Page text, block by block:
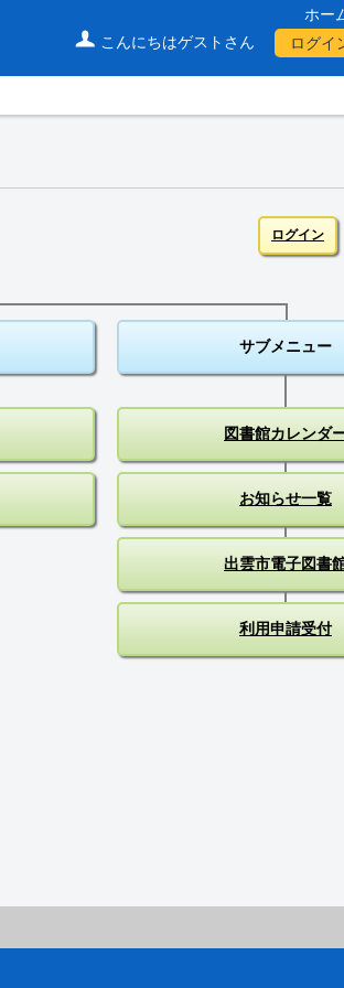
ホー
こんにちはゲストさん
ログイ
ログイン
サブメニュー
図書館カレンダ
お知らせ一覧
出雲市電子図書
利用申請受付